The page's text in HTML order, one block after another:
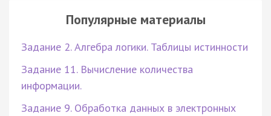
Популярные материалы
Задание 2. Алгебра логики. Таблицы истинности
Задание 11. Вычисление количества
информации.
Задание 9. Обработка данных в электронных